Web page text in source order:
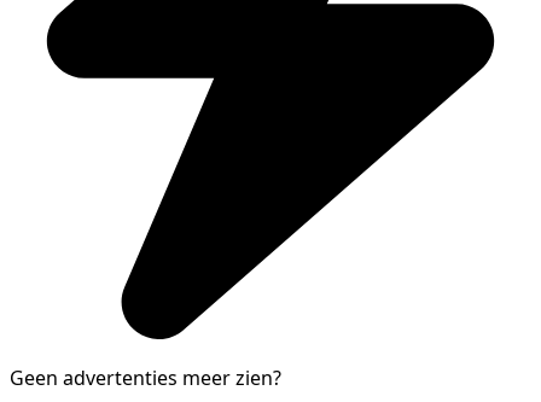
Geen advertenties meer zien?